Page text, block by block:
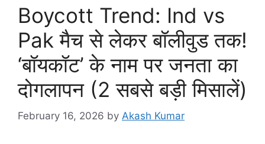
Boycott Trend: Ind vs
Pak मैच से लेकर बॉलीवुड तक!
‘बॉयकॉट’ के नाम पर जनता का
दोगलापन (2 सबसे बड़ी मिसालें)
February 16, 2026 by Akash Kumar